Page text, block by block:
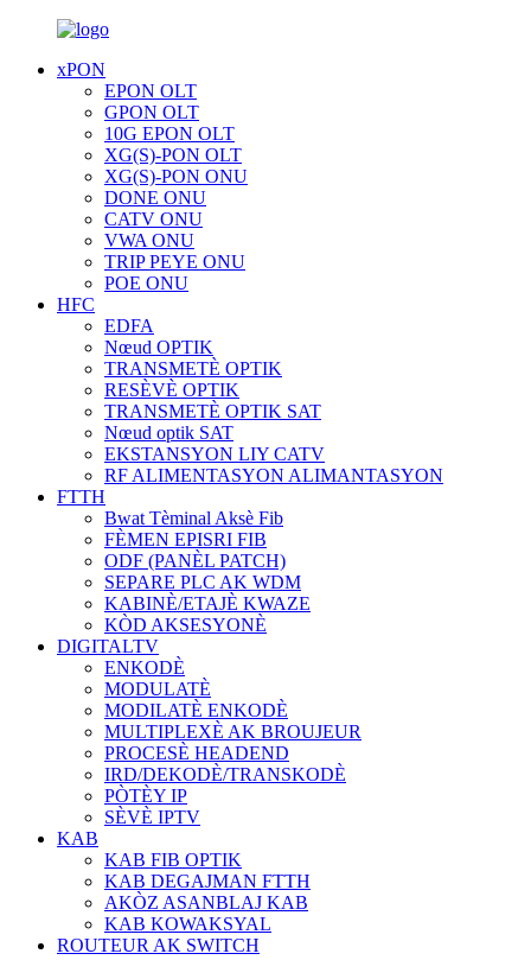
xPON
EPON OLT
GPON OLT
10G EPON OLT
XG(S)-PON OLT
XG(S)-PON ONU
DONE ONU
CATV ONU
VWA ONU
TRIP PEYE ONU
POE ONU
HFC
EDFA
Nœud OPTIK
TRANSMETÈ OPTIK
RESÈVÈ OPTIK
TRANSMETÈ OPTIK SAT
Nœud optik SAT
EKSTANSYON LIY CATV
RF ALIMENTASYON ALIMANTASYON
FTTH
Bwat Tèminal Aksè Fib
FÈMEN EPISRI FIB
ODF (PANÈL PATCH)
SEPARE PLC AK WDM
KABINÈ/ETAJÈ KWAZE
KÒD AKSESYONÈ
DIGITALTV
ENKODÈ
MODULATÈ
MODILATÈ ENKODÈ
MULTIPLEXÈ AK BROUJEUR
PROCESÈ HEADEND
IRD/DEKODÈ/TRANSKODÈ
PÒTÈY IP
SÈVÈ IPTV
KAB
KAB FIB OPTIK
KAB DEGAJMAN FTTH
AKÒZ ASANBLAJ KAB
KAB KOWAKSYAL
ROUTEUR AK SWITCH